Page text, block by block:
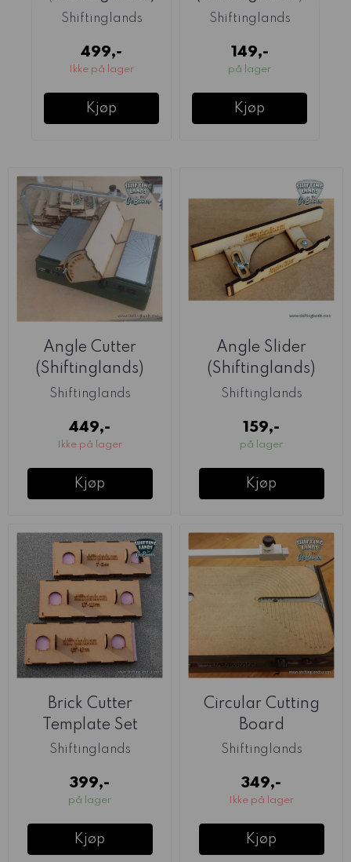
Shiftinglands
499,-
Ikke på lager
Kjøp
Shiftinglands
149,-
på lager
Kjøp
Angle Cutter
(Shiftinglands)
Shiftinglands
449,-
Ikke på lager
Kjøp
Angle Slider
(Shiftinglands)
Shiftinglands
159,-
på lager
Kjøp
Brick Cutter
Template Set
(Shiftinglands)
Shiftinglands
399,-
på lager
Kjøp
Circular Cutting
Board
(Shiftinglands)
Shiftinglands
349,-
Ikke på lager
Kjøp